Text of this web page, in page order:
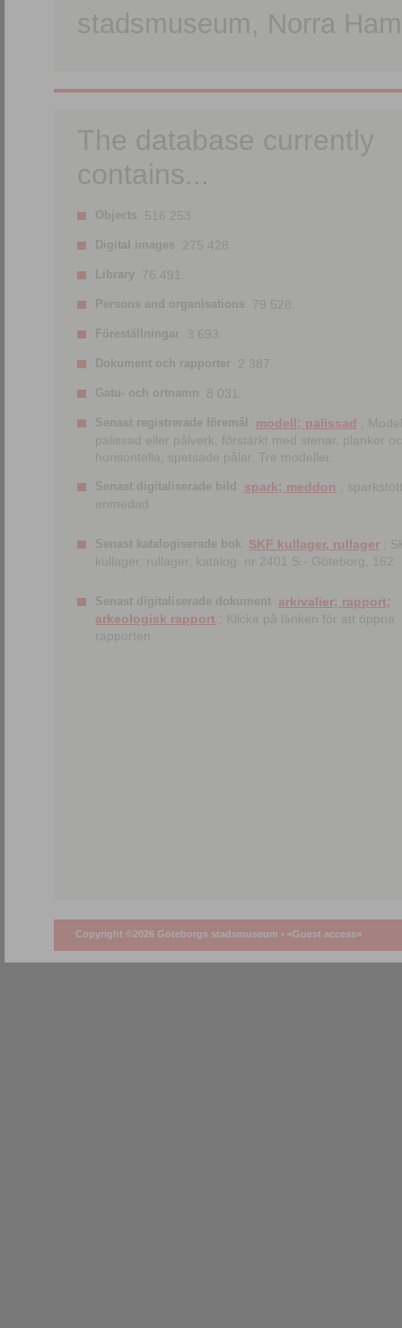
stadsmuseum, Norra
The database currently
contains...
Objects 516 253.
Digital images 275 428.
Library 76 491.
Persons and organisations 79 528.
Föreställningar 3 693.
Dokument och rapporter 2 387.
Gatu- och ortnamn 8 031.
Senast registrerade föremål modell; palissad
;
palissad eller pålverk, förstärkt med stenar, plankor
horisontella, spetsade pålar. Tre modeller.
Senast digitaliserade bild spark; meddon ;
enmedad
Senast katalogiserade bok SKF kullager, rullager ;
kullager, rullager, katalog. nr 2401 S.- Göteborg, 162
Senast digitaliserade dokument arkivalier; rapport;
arkeologisk rapport ; Klicka på länken för att öppna
rapporten
Copyright ©2026 Göteborgs stadsmuseum • <Guest access>